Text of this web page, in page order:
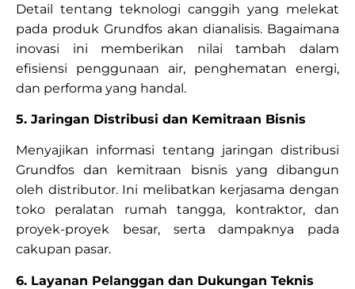
Detail tentang teknologi canggih yang melekat
pada produk Grundfos akan dianalisis. Bagaimana
inovasi ini memberikan nilai tambah dalam
efisiensi penggunaan air, penghematan energi,
dan performa yang handal.
5. Jaringan Distribusi dan Kemitraan Bisnis
Menyajikan informasi tentang jaringan distribusi
Grundfos dan kemitraan bisnis yang dibangun
oleh distributor. Ini melibatkan kerjasama dengan
toko peralatan rumah tangga, kontraktor, dan
proyek-proyek besar, serta dampaknya pada
cakupan pasar.
6. Layanan Pelanggan dan Dukungan Teknis